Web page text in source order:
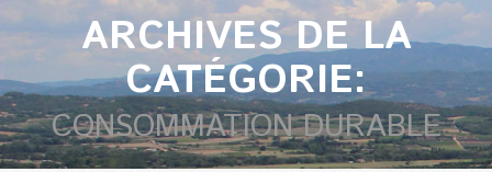
ARCHIVES DE LA
CATÉGORIE:
CONSOMMATION DURABLE